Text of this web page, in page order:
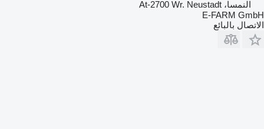
النمسا، At-2700 Wr. Neustadt
E-FARM GmbH
الاتصال بالبائع